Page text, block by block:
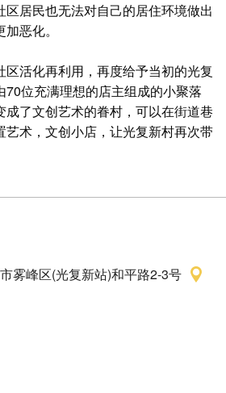
区居民也无法对自己的居住环境做出
恶化。
活化再利用，再度给予当初的光复
70位充满理想的店主组成的小聚落
成了文创艺术的眷村，可以在街道巷
艺术，文创小店，让光复新村再次带
雾峰区(光复新站)和平路2-3号